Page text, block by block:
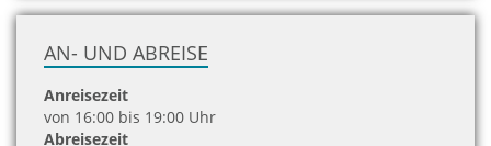
AN- UND ABREISE
Anreisezeit
von 16:00 bis 19:00 Uhr
Abreisezeit